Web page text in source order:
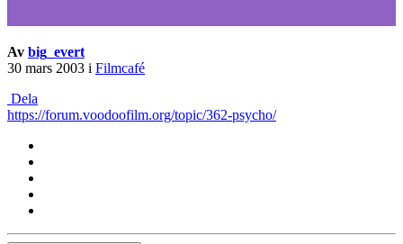
Av big_evert
30 mars 2003 i Filmcafé
Dela
https://forum.voodoofilm.org/topic/362-psycho/